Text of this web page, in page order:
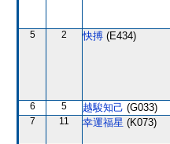
5 2 快搏 (E434)
6 5 越駿知己 (G033)
7 11 幸運福星 (K073)